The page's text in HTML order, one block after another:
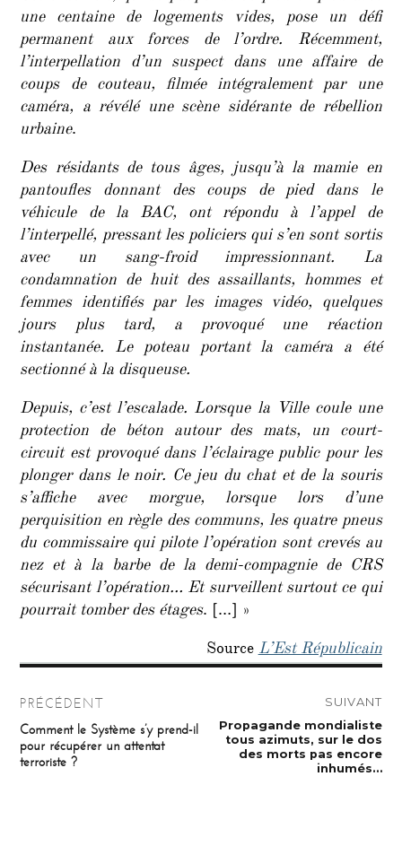
une centaine de logements vides, pose un défi
permanent aux forces de l’ordre. Récemment,
l’interpellation d’un suspect dans une affaire de
coups de couteau, filmée intégralement par une
caméra, a révélé une scène sidérante de rébellion
urbaine.
Des résidants de tous âges, jusqu’à la mamie en
pantoufles donnant des coups de pied dans le
véhicule de la BAC, ont répondu à l’appel de
l’interpellé, pressant les policiers qui s’en sont sortis
avec un sang-froid impressionnant. La
condamnation de huit des assaillants, hommes et
femmes identifiés par les images vidéo, quelques
jours plus tard, a provoqué une réaction
instantanée. Le poteau portant la caméra a été
sectionné à la disqueuse.
Depuis, c’est l’escalade. Lorsque la Ville coule une
protection de béton autour des mats, un court-
circuit est provoqué dans l’éclairage public pour les
plonger dans le noir. Ce jeu du chat et de la souris
s’affiche avec morgue, lorsque lors d’une
perquisition en règle des communs, les quatre pneus
du commissaire qui pilote l’opération sont crevés au
nez et à la barbe de la demi-compagnie de CRS
sécurisant l’opération… Et surveillent surtout ce qui
pourrait tomber des étages. […] »
SourceL’Est Républicain
de
l’article
PRÉCÉDENT
Publication
précédente :
Comment le Système s’y prend-il
pour récupérer un attentat
terroriste ?
SUIVANT
Publication
suivante :
Propagande mondialiste
tous azimuts, sur le dos
des morts pas encore
inhumés…